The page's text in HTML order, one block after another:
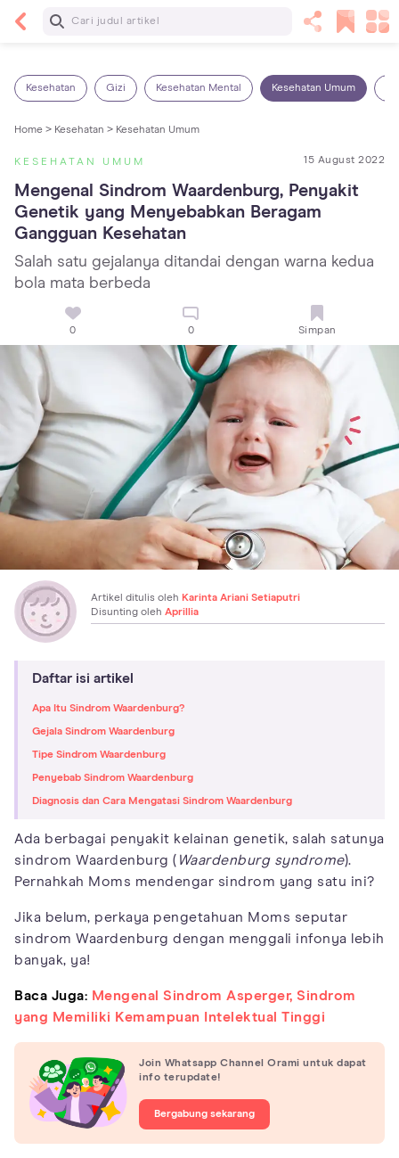
Baca Selanjutnya
Kesehatan Gizi Kesehatan Mental Kesehatan Umum
Home > Kesehatan > Kesehatan Umum
KESEHATAN UMUM 15 August 2022
Mengenal Sindrom Waardenburg, Penyakit
Genetik yang Menyebabkan Beragam
Gangguan Kesehatan
Salah satu gejalanya ditandai dengan warna kedua
bola mata berbeda
0 0 Simpan
Artikel ditulis oleh Karinta Ariani Setiaputri
Disunting oleh Aprillia
Daftar isi artikel
Apa Itu Sindrom Waardenburg?
Gejala Sindrom Waardenburg
Tipe Sindrom Waardenburg
Penyebab Sindrom Waardenburg
Diagnosis dan Cara Mengatasi Sindrom Waardenburg
Ada berbagai penyakit kelainan genetik, salah satunya
sindrom Waardenburg ( Waardenburg syndrome).
Pernahkah Moms mendengar sindrom yang satu ini?
Jika belum, perkaya pengetahuan Moms seputar
sindrom Waardenburg dengan menggali infonya lebih
banyak, ya!
Baca Juga: Mengenal Sindrom Asperger, Sindrom
yang Memiliki Kemampuan Intelektual Tinggi
Join Whatsapp Channel Orami untuk dapat
info terupdate!
Bergabung sekarang